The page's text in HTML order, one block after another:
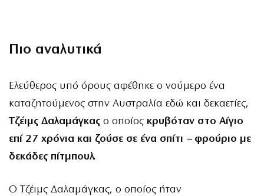
Πιο αναλυτικά
Ελεύθερος υπό όρους αφέθηκε ο νούμερο ένα
καταζητούμενος στην Αυστραλία εδώ και δεκαετίες,
Τζέιμς Δαλαμάγκας ο οποίος κρυβόταν στο Αίγιο
επί 27 χρόνια και ζούσε σε ένα σπίτι – φρούριο με
δεκάδες πίτμπουλ.
Ο Τζέιμς Δαλαμάγκας, ο οποίος ήταν